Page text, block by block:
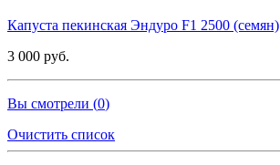
Капуста пекинская Эндуро F1 2500 (семян)
3 000 руб.
Вы смотрели (0)
Очистить список